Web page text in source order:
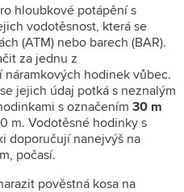
hloubkové potápění s
vodotěsnost, která se
(ATM) nebo barech (BAR).
za jednu z
hodinek vůbec.
jejich údaj potká s neznalým
s označením 30 m
m. Vodotěsné hodinky s
doporučují nanejvýš na
počasí.
pověstná kosa na